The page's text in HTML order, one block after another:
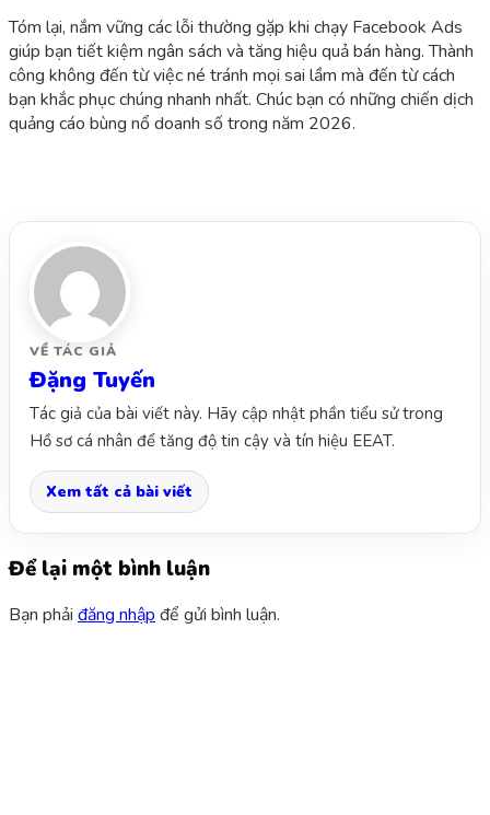
Tóm lại, nắm vững các lỗi thường gặp khi chạy Facebook Ads
giúp bạn tiết kiệm ngân sách và tăng hiệu quả bán hàng. Thành
công không đến từ việc né tránh mọi sai lầm mà đến từ cách
bạn khắc phục chúng nhanh nhất. Chúc bạn có những chiến dịch
quảng cáo bùng nổ doanh số trong năm 2026.
VỀ TÁC GIẢ
Đặng Tuyến
Tác giả của bài viết này. Hãy cập nhật phần tiểu sử trong
Hồ sơ cá nhân để tăng độ tin cậy và tín hiệu EEAT.
Xem tất cả bài viết
Để lại một bình luận
Bạn phải đăng nhậpđể gửi bình luận.